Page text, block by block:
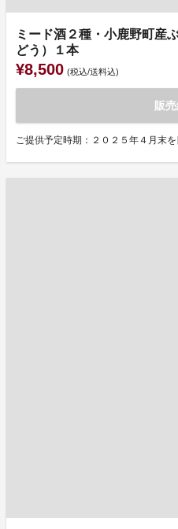
ミード酒２種・小鹿野町産
どう）１本
¥8,500 (税込/送料込)
販
ご提供予定時期：２０２５年４月末